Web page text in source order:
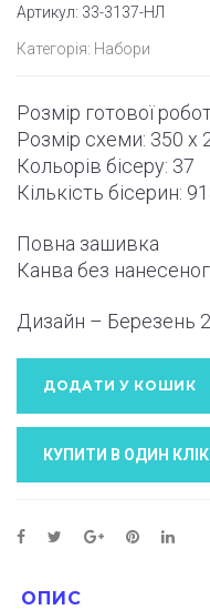
Артикул: 33-3137-НЛ
Категорія: Набори
Розмір готової
Розмір схеми: 350 x
Кольорів бісеру: 37
Кількість бісерин:
Повна зашивка
Канва без
Дизайн – Березень
ДОДАТИ У КОШИК
КУПИТИ В ОДИН КЛIК
ОПИС